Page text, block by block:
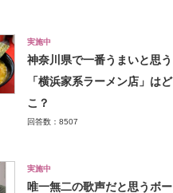
実施中
神奈川県で一番うまいと思う
「横浜家系ラーメン店」はど
こ？
回答数：8507
実施中
唯一無二の歌声だと思うボー